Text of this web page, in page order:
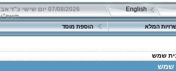
English
07/08/2026 יום שישי כ"ד אב
תשפ"ו
המלא הוספת מוסד
שמש
שמש